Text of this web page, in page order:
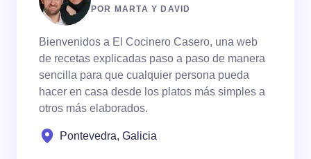
POR MARTA Y DAVID
Bienvenidos a El Cocinero Casero, una web
de recetas explicadas paso a paso de manera
sencilla para que cualquier persona pueda
hacer en casa desde los platos más simples a
otros más elaborados.
Pontevedra, Galicia